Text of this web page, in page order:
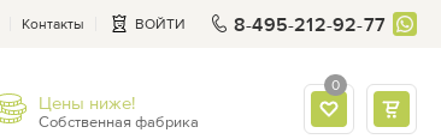
Контакты ВОЙТИ 8-495-212-92-77
Цены ниже!
Собственная фабрика
0